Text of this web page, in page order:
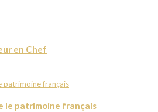
en Chef
le patrimoine français